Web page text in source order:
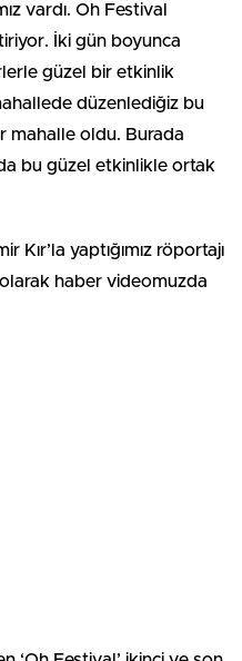
vardı. Oh Festival
İki gün boyunca
güzel bir etkinlik
düzenlediğiz bu
mahalle oldu. Burada
bu güzel etkinlikle ortak
Kır’la yaptığımız röportajı
haber videomuzda